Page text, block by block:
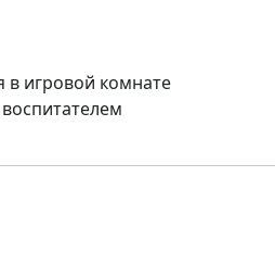
в игровой комнате